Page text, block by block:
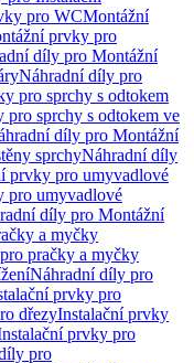
pro WCMontážní
prvky pro
díly pro Montážní
Náhradní díly pro
pro sprchy s odtokem
sprchy s odtokem ve
díly pro Montážní
sprchyNáhradní díly
prvky pro umyvadlové
pro umyvadlové
díly pro Montážní
a myčky
pračky a myčky
Náhradní díly pro
prvky pro
dřezyInstalační prvky
prvky pro
pro